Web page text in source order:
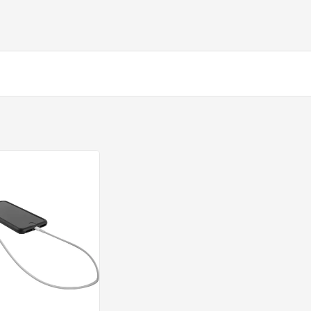
antes da instalação, com o tubo livre para passar pela
limitado.